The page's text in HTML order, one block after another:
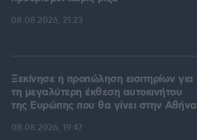
08.08.2026, 21:23
Ξεκίνησε η προπώληση εισιτηρίων για
τη μεγαλύτερη έκθεση αυτοκινήτου
της Ευρώπης που θα γίνει στην Αθήνα
08.08.2026, 19:47